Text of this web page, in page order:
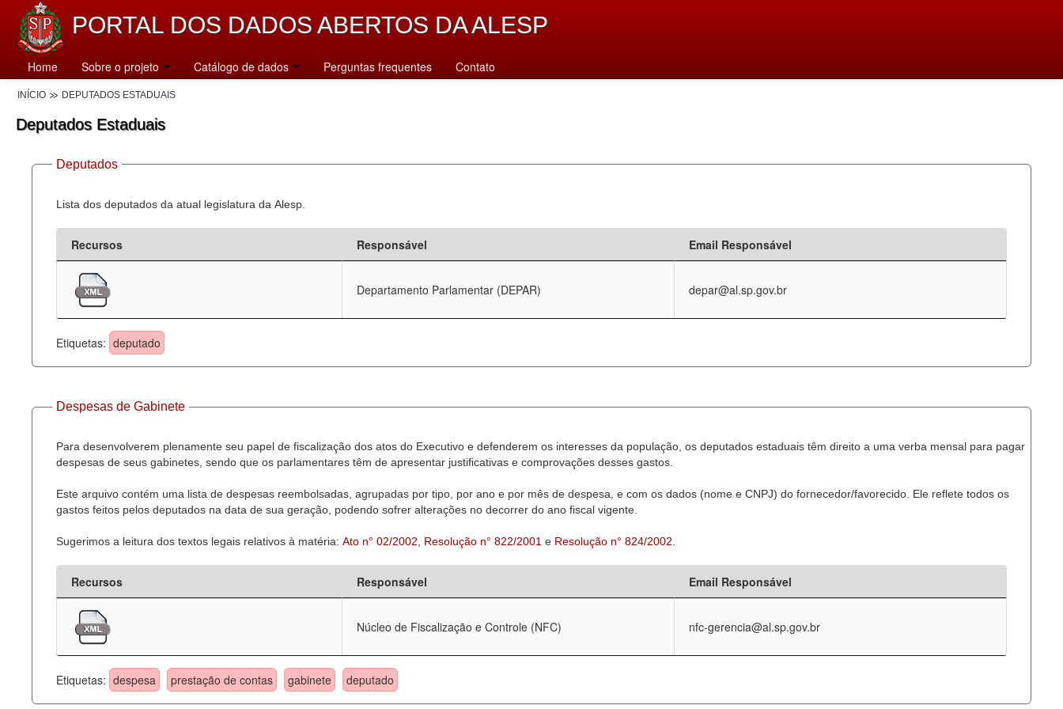
PORTAL DOS DADOS ABERTOS DA ALESP
Home Sobre o projeto Catálogo de dados Perguntas frequentes Contato
INÍCIO DEPUTADOS ESTADUAIS
Deputados Estaduais
Deputados
Lista dos deputados da atual legislatura da Alesp.
Recursos Responsável Email Responsável
Departamento Parlamentar (DEPAR) depar@al.sp.gov.br
Etiquetas: deputado
Despesas de Gabinete
Para desenvolverem plenamente seu papel de fiscalização dos atos do Executivo e defenderem os interesses da população, os deputados estaduais têm direito a uma verba mensal para pagar
despesas de seus gabinetes, sendo que os parlamentares têm de apresentar justificativas e comprovações desses gastos.
Este arquivo contém uma lista de despesas reembolsadas, agrupadas por tipo, por ano e por mês de despesa, e com os dados (nome e CNPJ) do fornecedor/favorecido. Ele reflete todos os
gastos feitos pelos deputados na data de sua geração, podendo sofrer alterações no decorrer do ano fiscal vigente.
Sugerimos a leitura dos textos legais relativos à matéria: Ato n° 02/2002 Resolução n° 822/2001 e Resolução n° 824/2002
Recursos Responsável Email Responsável
Núcleo de Fiscalização e Controle (NFC) nfc-gerencia@al.sp.gov.br
Etiquetas: despesa prestação de contas gabinete deputado